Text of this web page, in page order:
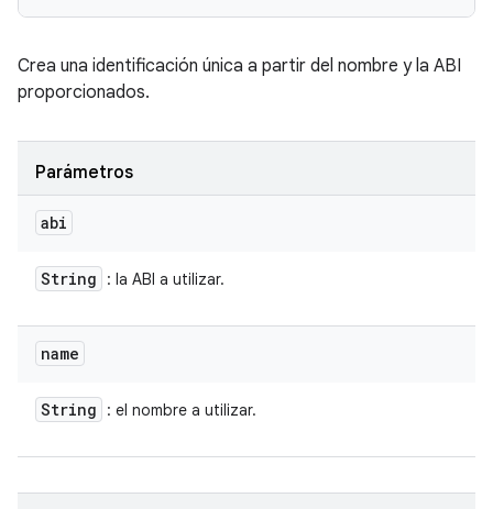
Crea una identificación única a partir del nombre y la ABI
proporcionados.
Parámetros
abi
String : la ABI a utilizar.
name
String : el nombre a utilizar.